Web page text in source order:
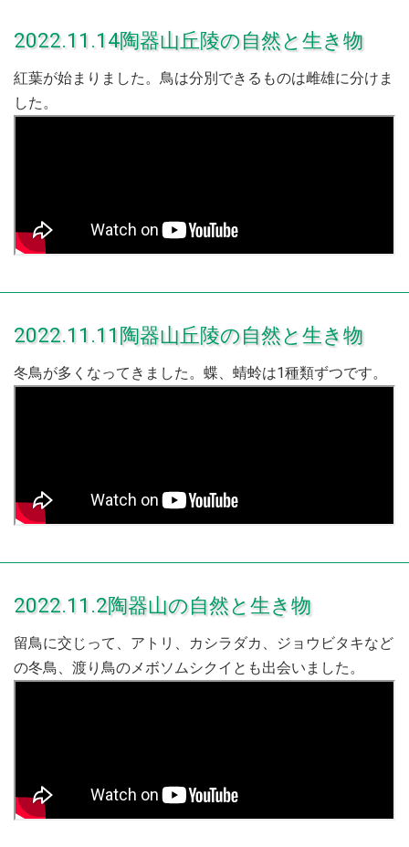
2022.11.14陶器山丘陵の自然と生き物
紅葉が始まりました。鳥は分別できるものは雌雄に分けま
した。
2022.11.11陶器山丘陵の自然と生き物
冬鳥が多くなってきました。蝶、蜻蛉は1種類ずつです。
2022.11.2陶器山の自然と生き物
留鳥に交じって、アトリ、カシラダカ、ジョウビタキなど
の冬鳥、渡り鳥のメボソムシクイとも出会いました。